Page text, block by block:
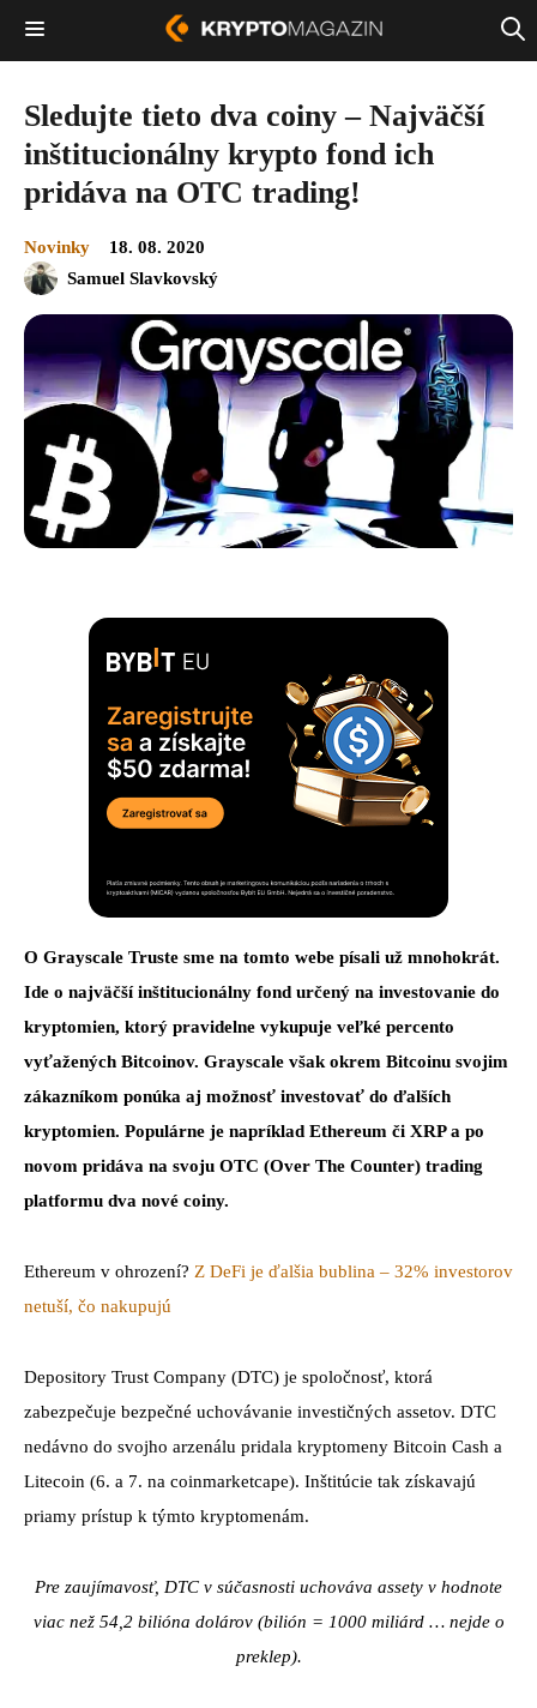
Sledujte tieto dva coiny – Najväčší
inštitucionálny krypto fond ich
pridáva na OTC trading!
Novinky
18. 08. 2020
Samuel Slavkovský
O Grayscale Truste sme na tomto webe písali už mnohokrát.
Ide o najväčší inštitucionálny fond určený na investovanie do
kryptomien, ktorý pravidelne vykupuje veľké percento
vyťažených Bitcoinov. Grayscale však okrem Bitcoinu svojim
zákazníkom ponúka aj možnosť investovať do ďalších
kryptomien. Populárne je napríklad Ethereum či XRP a po
novom pridáva na svoju OTC (Over The Counter) trading
platformu dva nové coiny.
Ethereum v ohrození? Z DeFi je ďalšia bublina – 32% investorov
netuší, čo nakupujú
Depository Trust Company (DTC) je spoločnosť, ktorá
zabezpečuje bezpečné uchovávanie investičných assetov. DTC
nedávno do svojho arzenálu pridala kryptomeny Bitcoin Cash a
Litecoin (6. a 7. na coinmarketcape). Inštitúcie tak získavajú
priamy prístup k týmto kryptomenám.
Pre zaujímavosť, DTC v súčasnosti uchováva assety v hodnote
viac než 54,2 bilióna dolárov (bilión = 1000 miliárd … nejde o
preklep).